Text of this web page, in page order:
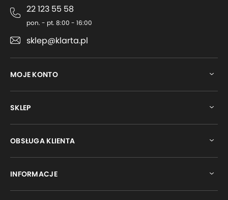
22 123 55 58
pon. - pt. 8:00 - 16:00
sklep@klarta.pl
MOJE KONTO
SKLEP
OBSŁUGA KLIENTA
INFORMACJE